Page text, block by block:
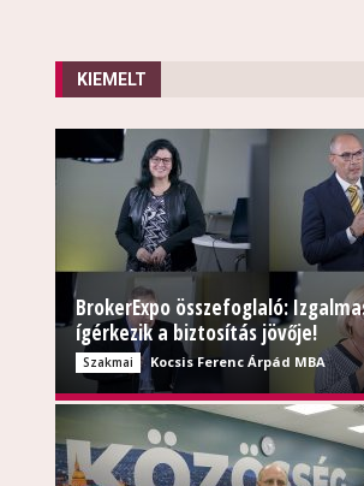
KIEMELT
BrokerExpo összefoglaló:
ígérkezik a biztosítás jövője!
Szakmai Kocsis Ferenc Árpád MBA